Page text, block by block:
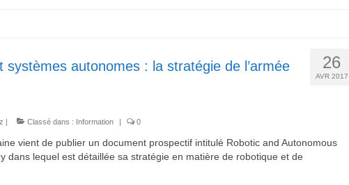
26
AVR 2017
systèmes autonomes : la stratégie de l’armée
Classé dans : Information 0
vient de publier un document prospectif intitulé Robotic and Autonomous
dans lequel est détaillée sa stratégie en matière de robotique et de